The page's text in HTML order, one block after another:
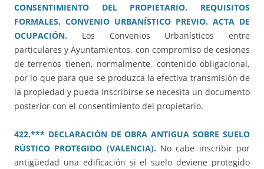
CONSENTIMIENTO DEL PROPIETARIO. REQUISITOS
FORMALES. CONVENIO URBANÍSTICO PREVIO. ACTA DE
OCUPACIÓN. Los Convenios Urbanísticos entre
particulares y Ayuntamientos, con compromiso de cesiones
de terrenos tienen, normalmente, contenido obligacional,
por lo que para que se produzca la efectiva transmisión de
la propiedad y pueda inscribirse se necesita un documento
posterior con el consentimiento del propietario.
422.*** DECLARACIÓN DE OBRA ANTIGUA SOBRE SUELO
RÚSTICO PROTEGIDO (VALENCIA).No cabe inscribir por
antigüedad una edificación si el suelo deviene protegido